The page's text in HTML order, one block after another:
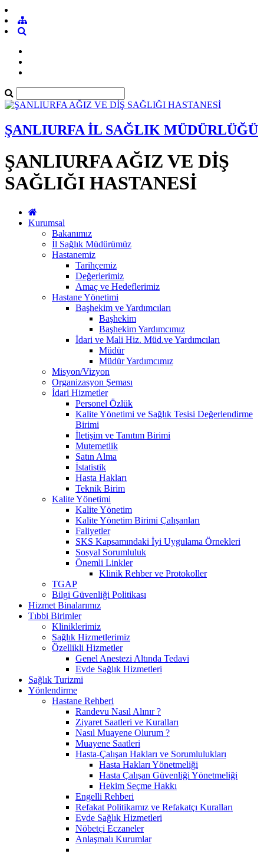
ŞANLIURFA İL SAĞLIK MÜDÜRLÜĞÜ
ŞANLIURFA AĞIZ VE DİŞ
SAĞLIĞI HASTANESİ
Kurumsal
Bakanımız
İl Sağlık Müdürümüz
Hastanemiz
Tarihçemiz
Değerlerimiz
Amaç ve Hedeflerimiz
Hastane Yönetimi
Başhekim ve Yardımcıları
Başhekim
Başhekim Yardımcımız
İdari ve Mali Hiz. Müd.ve Yardımcıları
Müdür
Müdür Yardımcımız
Misyon/Vizyon
Organizasyon Şeması
İdari Hizmetler
Personel Özlük
Kalite Yönetimi ve Sağlık Tesisi Değerlendirme
Birimi
İletişim ve Tanıtım Birimi
Mutemetlik
Satın Alma
İstatistik
Hasta Hakları
Teknik Birim
Kalite Yönetimi
Kalite Yönetim
Kalite Yönetim Birimi Çalışanları
Faliyetler
SKS Kapsamındaki İyi Uygulama Örnekleri
Sosyal Sorumluluk
Önemli Linkler
Klinik Rehber ve Protokoller
TGAP
Bilgi Güvenliği Politikası
Hizmet Binalarımız
Tıbbi Birimler
Kliniklerimiz
Sağlık Hizmetlerimiz
Özellikli Hizmetler
Genel Anestezi Altında Tedavi
Evde Sağlık Hizmetleri
Sağlık Turizmi
Yönlendirme
Hastane Rehberi
Randevu Nasıl Alınır ?
Ziyaret Saatleri ve Kuralları
Nasıl Muayene Olurum ?
Muayene Saatleri
Hasta-Çalışan Hakları ve Sorumlulukları
Hasta Hakları Yönetmeliği
Hasta Çalışan Güvenliği Yönetmeliği
Hekim Seçme Hakkı
Engelli Rehberi
Refakat Politikamız ve Refakatçı Kuralları
Evde Sağlık Hizmetleri
Nöbetçi Eczaneler
Anlaşmalı Kurumlar